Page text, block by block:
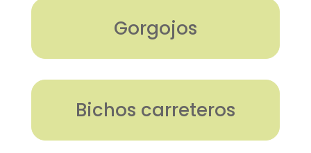
Gorgojos
Bichos carreteros